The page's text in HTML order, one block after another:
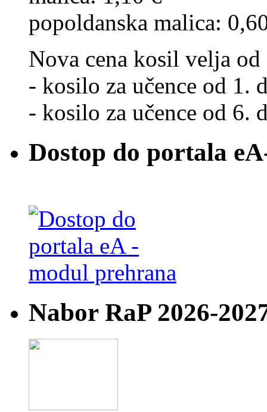
popoldanska malica:
Nova cena kosil velja
- kosilo za učence od 1.
- kosilo za učence od 6.
Dostop do portala
Nabor RaP 2026-